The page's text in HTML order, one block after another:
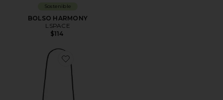
Sostenible
BOLSO HARMONY
LSPACE
$114
Favorite BOLSO HOMBRO CHEETAH